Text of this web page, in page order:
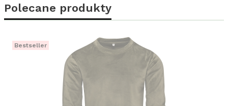
Polecane produkty
Bestseller